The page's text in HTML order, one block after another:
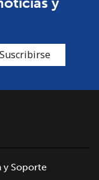
Suscribirse
y Soporte